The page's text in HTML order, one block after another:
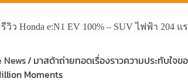
รีวิว Honda e:N1 EV 100% – SUV ไฟฟ้า 204
News/ มาสด้าถ่ายทอดเรื่องราวความประทับใจ
Moments